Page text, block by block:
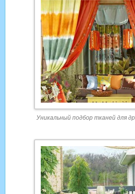
Уникальный подбор тканей для